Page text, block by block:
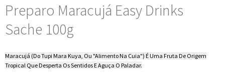
Preparo Maracujá Easy Drinks
Sache 100g
Maracujá (Do Tupi Mara Kuya, Ou "Alimento Na Cuia") É Uma Fruta De Origem
Tropical Que Desperta Os Sentidos E Aguça O Paladar.